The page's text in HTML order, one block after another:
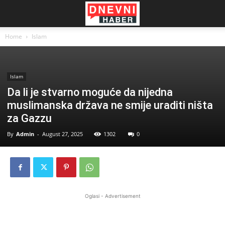
Home Islam
Islam
Da li je stvarno moguće da nijedna
muslimanska država ne smije uraditi ništa
za Gazzu
By Admin - August 27, 2025 1302 0
Oglasi - Advertisement